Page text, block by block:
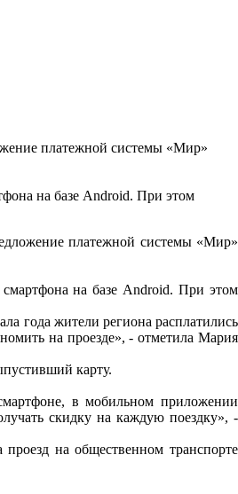
платежной системы «Мир»
на базе Android. При этом
платежной системы «Мир»
на базе Android. При этом
года жители региона расплатились
на проезде», - отметила Мария
карту.
в мобильном приложении
скидку на каждую поездку», -
на общественном транспорте